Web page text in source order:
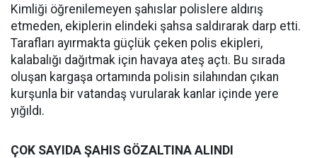
Kimliği öğrenilemeyen şahıslar polislere aldırış
etmeden, ekiplerin elindeki şahsa saldırarak darp etti.
Tarafları ayırmakta güçlük çeken polis ekipleri,
kalabalığı dağıtmak için havaya ateş açtı. Bu sırada
oluşan kargaşa ortamında polisin silahından çıkan
kurşunla bir vatandaş vurularak kanlar içinde yere
yığıldı.
ÇOK SAYIDA ŞAHIS GÖZALTINA ALINDI